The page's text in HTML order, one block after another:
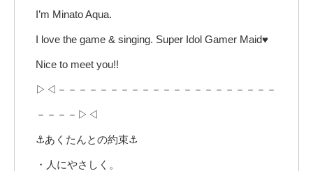
I’m Minato Aqua.
I love the game & singing. Super Idol Gamer Maid♥
Nice to meet you!!
▷◁－－－－－－－－－－－－－－－－－－－－－
－－－－▷◁
⚓あくたんとの約束⚓
・人にやさしく。